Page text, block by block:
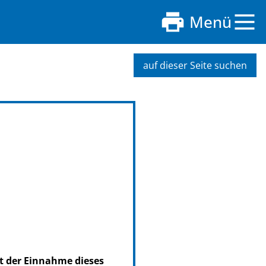
Menü
auf dieser Seite suchen
der Einnahme dieses